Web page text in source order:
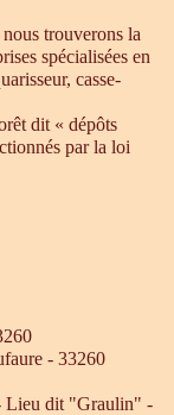
trouverons la
spécialisées en
casse-
dit « dépôts
par la loi
- 33260
Lieu dit "Graulin" -